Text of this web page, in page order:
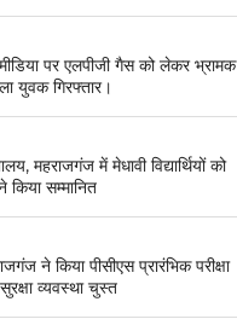
पर एलपीजी गैस को लेकर भ्रामक
युवक गिरफ्तार।
महराजगंज में मेधावी विद्यार्थियों को
किया सम्मानित
ने किया पीसीएस प्रारंभिक परीक्षा
व्यवस्था चुस्त